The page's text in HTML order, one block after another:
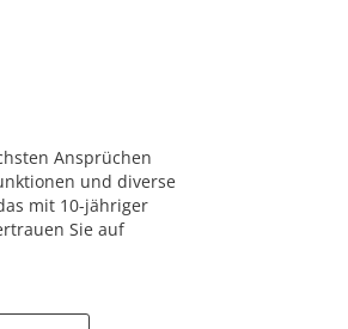
Ansprüchen
und diverse
mit 10-jähriger
Sie auf